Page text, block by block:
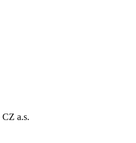
v části premium a bar jen pro
menší pokoje (cca 16m2) v
možnost jedné přistálky pro děti,
pro děti i dospělé (živá hudba,
vodní park kousek od pláže v
- není součástí hotelu, v provozu
a.s.